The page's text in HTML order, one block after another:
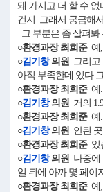
돼 가지고 더 할 수
건지 그래서 궁금해
그 부분은 좀 살펴
○환경과장 최희준예,
○김기창의원 그리고
아직 부족한데 있다
○환경과장 최희준예.
○김기창의원 거의
○환경과장 최희준예.
○김기창의원 안된
○환경과장 최희준있
○김기창의원 나중에
일 뒤에 아까 몇 페이
○환경과장 최희준예,